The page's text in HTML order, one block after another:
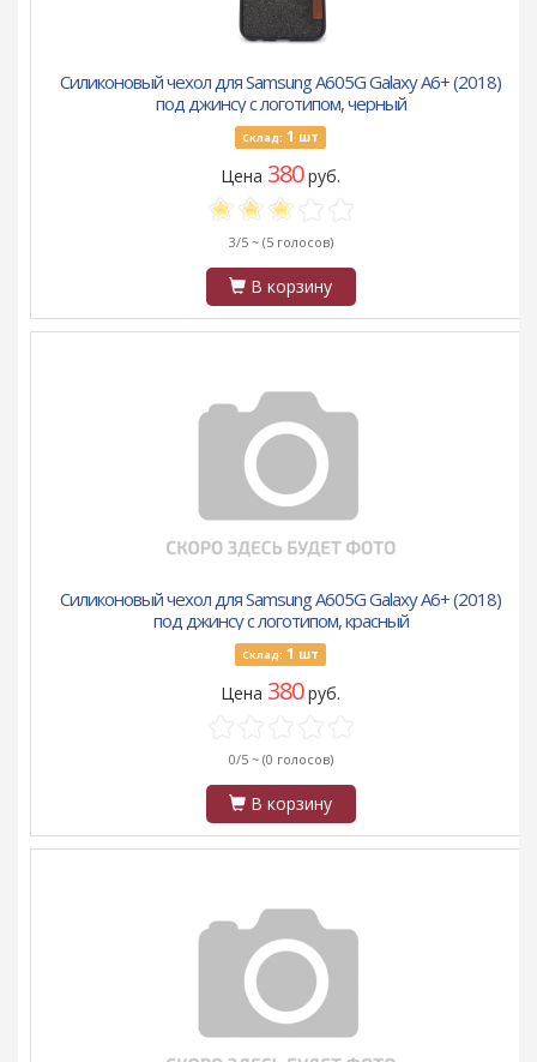
Силиконовый чехол для Samsung A605G Galaxy A6+ (2018)
под джинсу с логотипом, черный
Склад: 1 шт
Цена 380руб.
3/5 ~ (5 голосов)
В корзину
Силиконовый чехол для Samsung A605G Galaxy A6+ (2018)
под джинсу с логотипом, красный
Склад: 1 шт
Цена 380руб.
0/5 ~ (0 голосов)
В корзину